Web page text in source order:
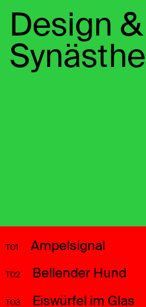
Design &
T01 Ampelsignal
T02 Bellender Hund
T03 Eiswürfel im Glas